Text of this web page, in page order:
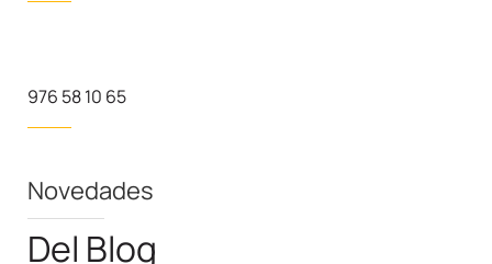
976 58 10 65
Novedades
Del Blog